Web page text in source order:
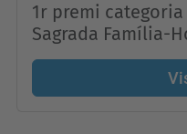
1r premi categoria
Sagrada Família-